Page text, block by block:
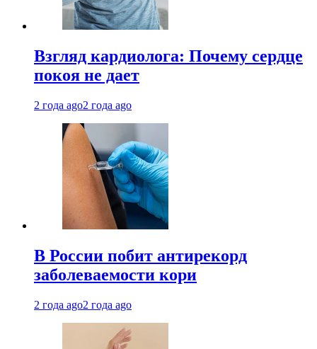
Взгляд кардиолога: Почему сердце
покоя не дает
2 года ago2 года ago
В России побит антирекорд
заболеваемости кори
2 года ago2 года ago